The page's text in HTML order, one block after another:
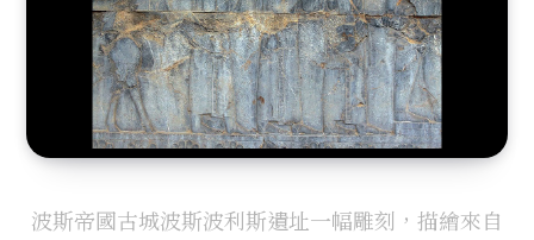
波斯帝國古城波斯波利斯遺址一幅雕刻，描繪來自